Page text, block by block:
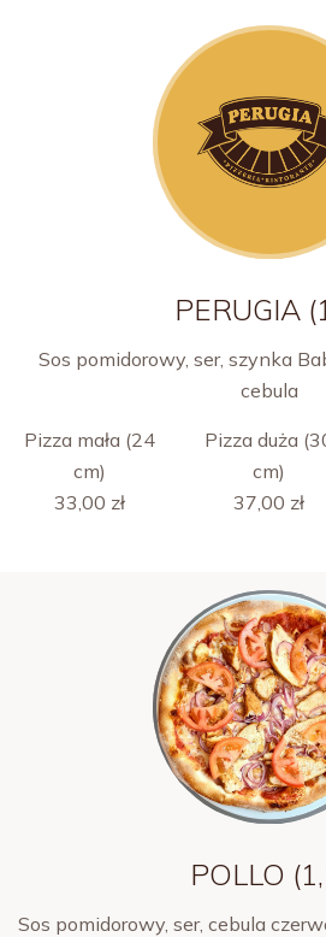
PERUGIA
Sos pomidorowy, ser, szynka
cebula
Pizza mała (24
cm)
Pizza duża
cm)
33,00 zł
37,00 zł
POLLO
Sos pomidorowy, ser, cebula